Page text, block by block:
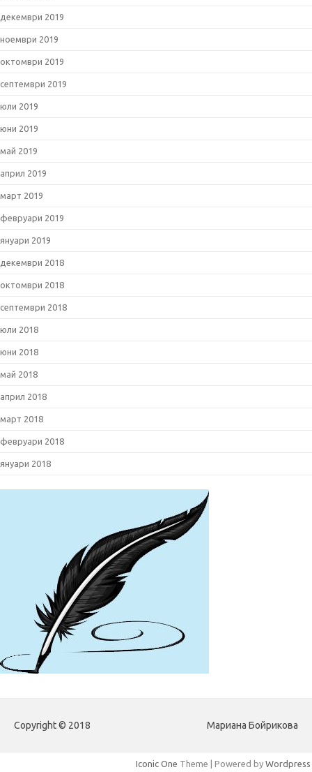
декември 2019
ноември 2019
октомври 2019
септември 2019
юли 2019
юни 2019
май 2019
април 2019
март 2019
февруари 2019
януари 2019
декември 2018
октомври 2018
септември 2018
юли 2018
юни 2018
май 2018
април 2018
март 2018
февруари 2018
януари 2018
Copyright © 2018 Мариана Бойрикова
Iconic One Theme | Powered by Wordpress